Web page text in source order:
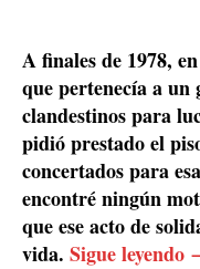
A finales de 1978,
que pertenecía a
clandestinos para
pidió prestado el
concertados para
encontré ningún
que ese acto de
vida. Sigue leyendo